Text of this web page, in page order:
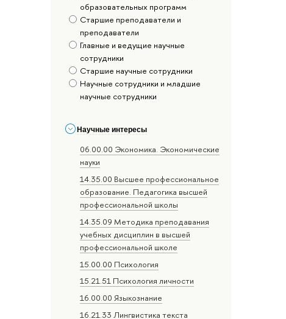
образовательных программ
Старшие преподаватели и
преподаватели
Главные и ведущие научные
сотрудники
Старшие научные сотрудники
Научные сотрудники и младшие
научные сотрудники
Научные интересы
06.00.00 Экономика. Экономические
науки
14.35.00 Высшее профессиональное
образование. Педагогика высшей
профессиональной школы
14.35.09 Методика преподавания
учебных дисциплин в высшей
профессиональной школе
15.00.00 Психология
15.21.51 Психология личности
16.00.00 Языкознание
16.21.33 Лингвистика текста